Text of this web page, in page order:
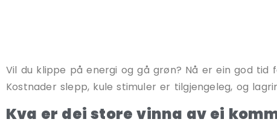
Vil du klippe på energi og gå grøn? Nå er ein god tid
Kostnader slepp, kule stimuler er tilgjengeleg, og
Kva er dei store vinna av ei